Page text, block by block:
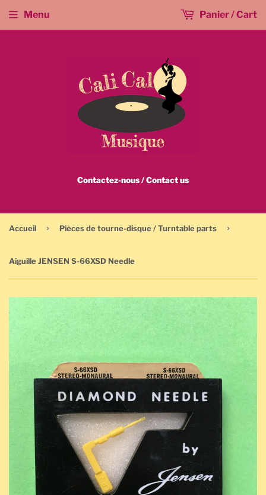
Contactez-nous / Contact us
Menu Panier / Cart
Accueil › Pièces de tourne-disque / Turntable parts ›
Aiguille JENSEN S-66XSD Needle